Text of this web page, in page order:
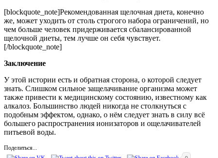
[blockquote_note]Рекомендованная щелочная диета, конечно
же, может уходить от столь строгого набора ограничений, но
чем больше человек придерживается сбалансированной
щелочной диеты, тем лучше он себя чувствует.
[/blockquote_note]
Заключение
У этой истории есть и обратная сторона, о которой следует
знать. Слишком сильное защелачивание организма может
также привести к медицинскому состоянию, известному как
алкалоз. Большинство людей никогда не столкнуться с
подобным эффектом, однако, о нём следует знать в силу всё
большего распространения ионизаторов и ощелачивателей
питьевой воды.
Поделиться...